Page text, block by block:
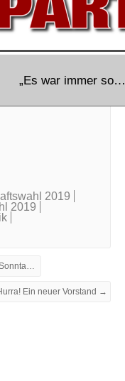
„Es war immer
2019
2019
Ein neuer Vorstand →